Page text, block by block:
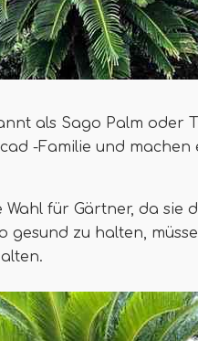
als Sago Palm oder
-Familie und machen
Wahl für Gärtner, da sie
zu halten,